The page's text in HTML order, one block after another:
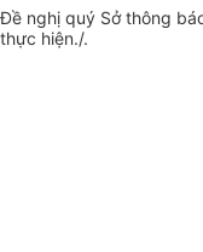
Đề nghị quý Sở thông
thực hiện./.